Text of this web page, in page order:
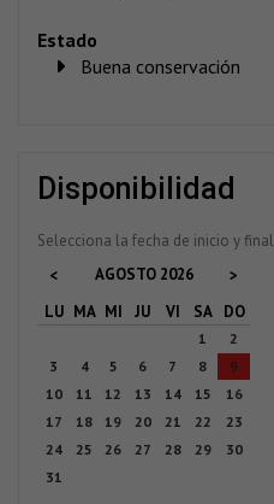
Estado
Buena conservación
disponibilidad
Selecciona la fecha de inicio y final
<
AGOSTO 2026
>
LU MA MI JU VI SA DO
1
2
3
4 5 6 7 8
9
10
11 12 13 14 15
16
17
18 19 20 21 22
23
24
25 26 27 28 29
30
31